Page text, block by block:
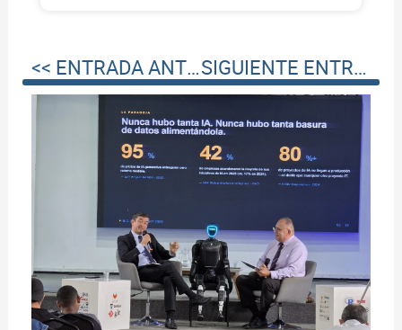
<< ENTRADA ANTERIOR SIGUIENTE ENTRADA >>